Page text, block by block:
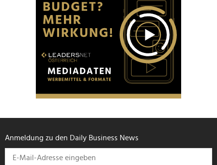
Wir verwenden Cookies, um Inhalte und Anzeigen zu
personalisieren, Funktionen für soziale Medien anbieten
zu können und die Zugriffe auf unsere Website zu
analysieren. Außerdem geben wir Informationen zu Ihrer
Verwendung unserer Website an unsere Partner für
soziale Medien, Werbung und Analysen weiter. Unsere
Partner führen diese Informationen möglicherweise mit
weiteren Daten zusammen, die Sie ihnen bereitgestellt
haben oder die sie im Rahmen Ihrer Nutzung der Dienste
Anmeldung zu den Daily Business News